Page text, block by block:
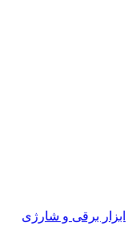
ابزار برقی و شارژی